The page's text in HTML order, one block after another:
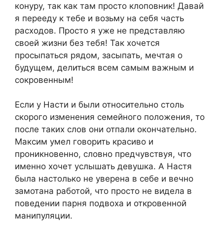
конуру, так как там просто клоповник! Давай
я перееду к тебе и возьму на себя часть
расходов. Просто я уже не представляю
своей жизни без тебя! Так хочется
просыпаться рядом, засыпать, мечтая о
будущем, делиться всем самым важным и
сокровенным!
Если у Насти и были относительно столь
скорого изменения семейного положения, то
после таких слов они отпали окончательно.
Максим умел говорить красиво и
проникновенно, словно предчувствуя, что
именно хочет услышать девушка. А Настя
была настолько не уверена в себе и вечно
замотана работой, что просто не видела в
поведении парня подвоха и откровенной
манипуляции.